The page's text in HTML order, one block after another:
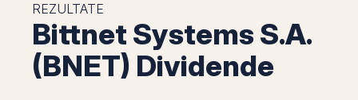
REZULTATE
Bittnet Systems S.A.
(BNET) Dividende